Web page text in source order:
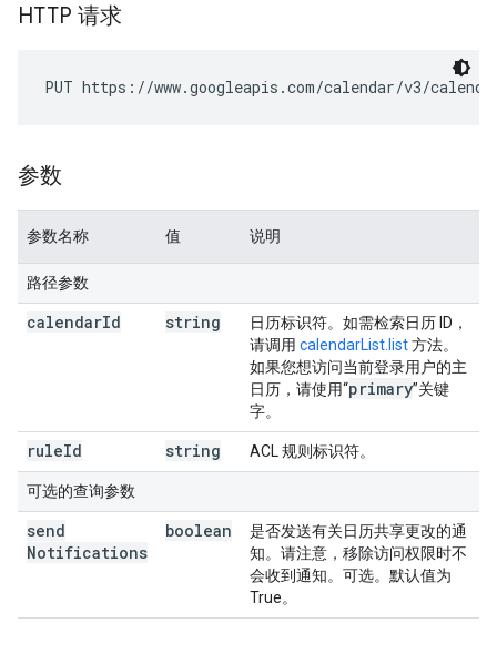
HTTP 请求
PUT https://www.googleapis.com/calendar/v3/
参数
参数名称 值 说明
路径参数
calendarId string
日历标识符。如需检索日历 ID，
请调用 calendarList.list方法。
如果您想访问当前登录用户的主
日历，请使用“primary”关键
字。
ruleId string ACL 规则标识符。
可选的查询参数
send
Notifications
boolean
是否发送有关日历共享更改的通
知。请注意，移除访问权限时不
会收到通知。可选。默认值为
True。